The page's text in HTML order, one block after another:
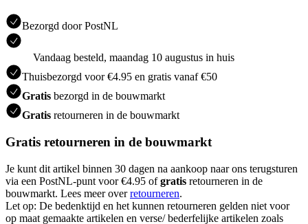
Bezorgd door PostNL
Vandaag besteld, maandag 10 augustus in huis
Thuisbezorgd voor €4.95 en gratis vanaf €50
Gratis bezorgd in de bouwmarkt
Gratis retourneren in de bouwmarkt
Gratis retourneren in de bouwmarkt
Je kunt dit artikel binnen 30 dagen na aankoop naar ons terugsturen
via een PostNL-punt voor €4.95 ofgratis retourneren in de
bouwmarkt. Lees meer overretourneren.
Let op: De bedenktijd en het kunnen retourneren gelden niet voor
op maat gemaakte artikelen en verse/ bederfelijke artikelen zoals